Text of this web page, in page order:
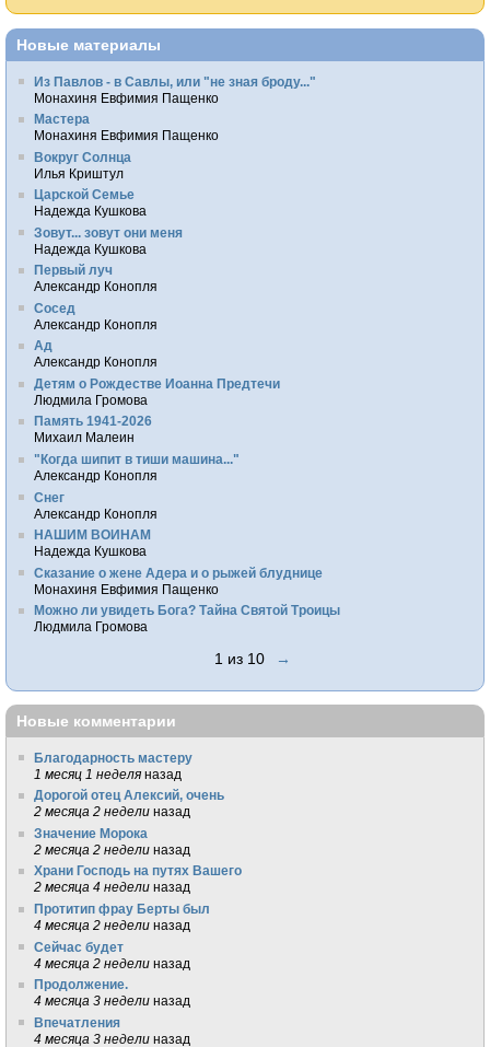
Новые материалы
Из Павлов - в Савлы, или "не зная броду..."
Монахиня Евфимия Пащенко
Мастера
Монахиня Евфимия Пащенко
Вокруг Солнца
Илья Криштул
Царской Семье
Надежда Кушкова
Зовут... зовут они меня
Надежда Кушкова
Первый луч
Александр Конопля
Сосед
Александр Конопля
Ад
Александр Конопля
Детям о Рождестве Иоанна Предтечи
Людмила Громова
Память 1941-2026
Михаил Малеин
"Когда шипит в тиши машина..."
Александр Конопля
Снег
Александр Конопля
НАШИМ ВОИНАМ
Надежда Кушкова
Сказание о жене Адера и о рыжей блуднице
Монахиня Евфимия Пащенко
Можно ли увидеть Бога? Тайна Святой Троицы
Людмила Громова
1 из 10 →
Новые комментарии
Благодарность мастеру
1 месяц 1 неделя назад
Дорогой отец Алексий, очень
2 месяца 2 недели назад
Значение Морока
2 месяца 2 недели назад
Храни Господь на путях Вашего
2 месяца 4 недели назад
Протитип фрау Берты был
4 месяца 2 недели назад
Сейчас будет
4 месяца 2 недели назад
Продолжение.
4 месяца 3 недели назад
Впечатления
4 месяца 3 недели назад